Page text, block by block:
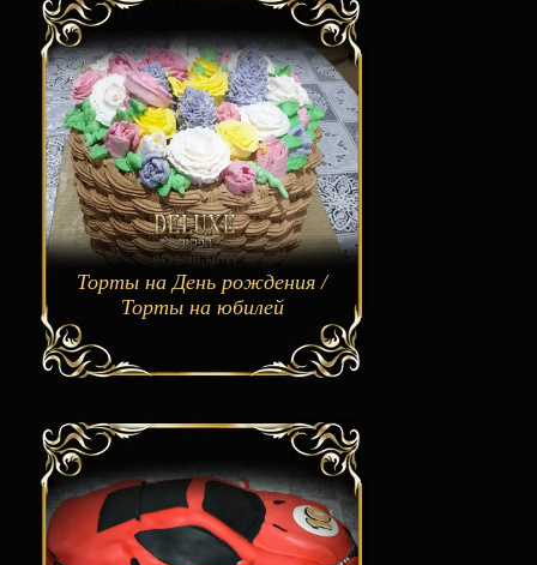
Торты на День рождения /
Торты на юбилей